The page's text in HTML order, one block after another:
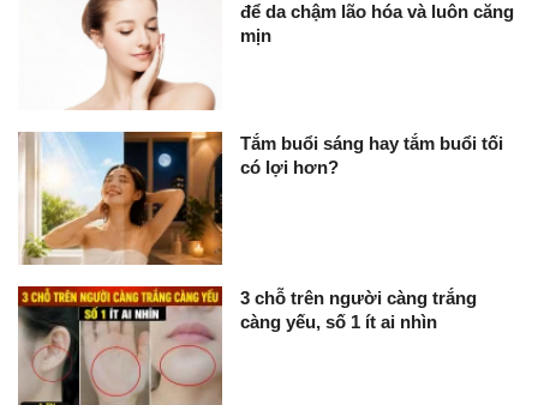
để da chậm lão hóa và luôn căng
mịn
Tắm buổi sáng hay tắm buổi tối
có lợi hơn?
3 chỗ trên người càng trắng
càng yếu, số 1 ít ai nhìn